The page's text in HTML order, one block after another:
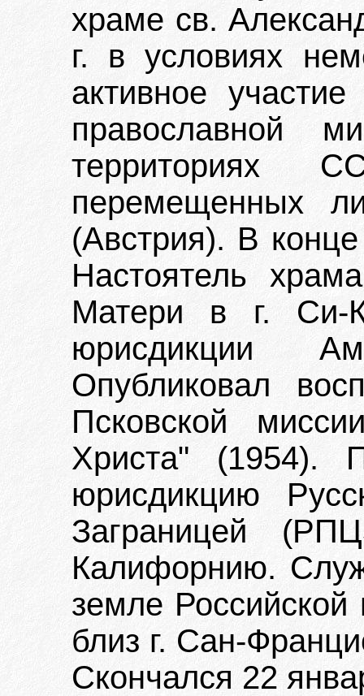
храме св.
г. в условиях
активное
православной
территориях
перемещенных
(Австрия). В
Настоятель
Матери в г. Си-
юрисдикции
Опубликовал
Псковской
Христа" (1954).
юрисдикцию
Заграницей
Калифорнию.
земле Российской
близ г. Сан-
Скончался 22